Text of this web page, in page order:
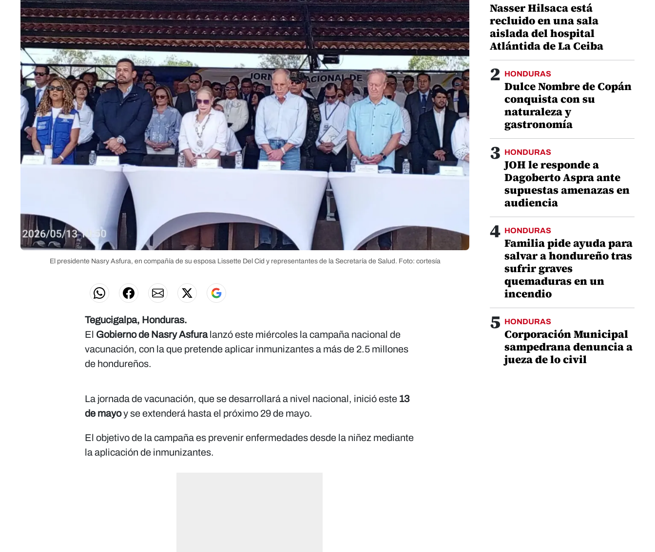
El presidente Nasry Asfura, en compañía de su esposa Lissette Del Cid y representantes de la Secretaría de Salud. Foto: cortesía
Tegucigalpa, Honduras.
El Gobierno de Nasry Asfuralanzó este miércoles la campaña nacional de
vacunación, con la que pretende aplicar inmunizantes a más de 2.5 millones
de hondureños.
La jornada de vacunación, que se desarrollará a nivel nacional, inició este 13
de mayoy se extenderá hasta el próximo 29 de mayo.
El objetivo de la campaña es prevenir enfermedades desde la niñez mediante
la aplicación de inmunizantes.
Nasser Hilsaca está
recluido en una sala
aislada del hospital
Atlántida de La Ceiba
2 HONDURAS
Dulce Nombre de Copán
conquista con su
naturaleza y
gastronomía
3 HONDURAS
JOH le responde a
Dagoberto Aspra ante
supuestas amenazas en
audiencia
4 HONDURAS
Familia pide ayuda para
salvar a hondureño tras
sufrir graves
quemaduras en un
incendio
5 HONDURAS
Corporación Municipal
sampedrana denuncia a
jueza de lo civil